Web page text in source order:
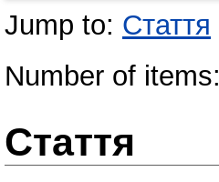
Jump to: Стаття
Number of items:
Стаття